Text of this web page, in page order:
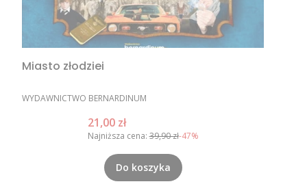
Miasto złodziei
PRODUCENT
WYDAWNICTWO BERNARDINUM
Cena promocyjna
21,00 zł
Najniższa cena: 39,90 zł-47%
Do koszyka